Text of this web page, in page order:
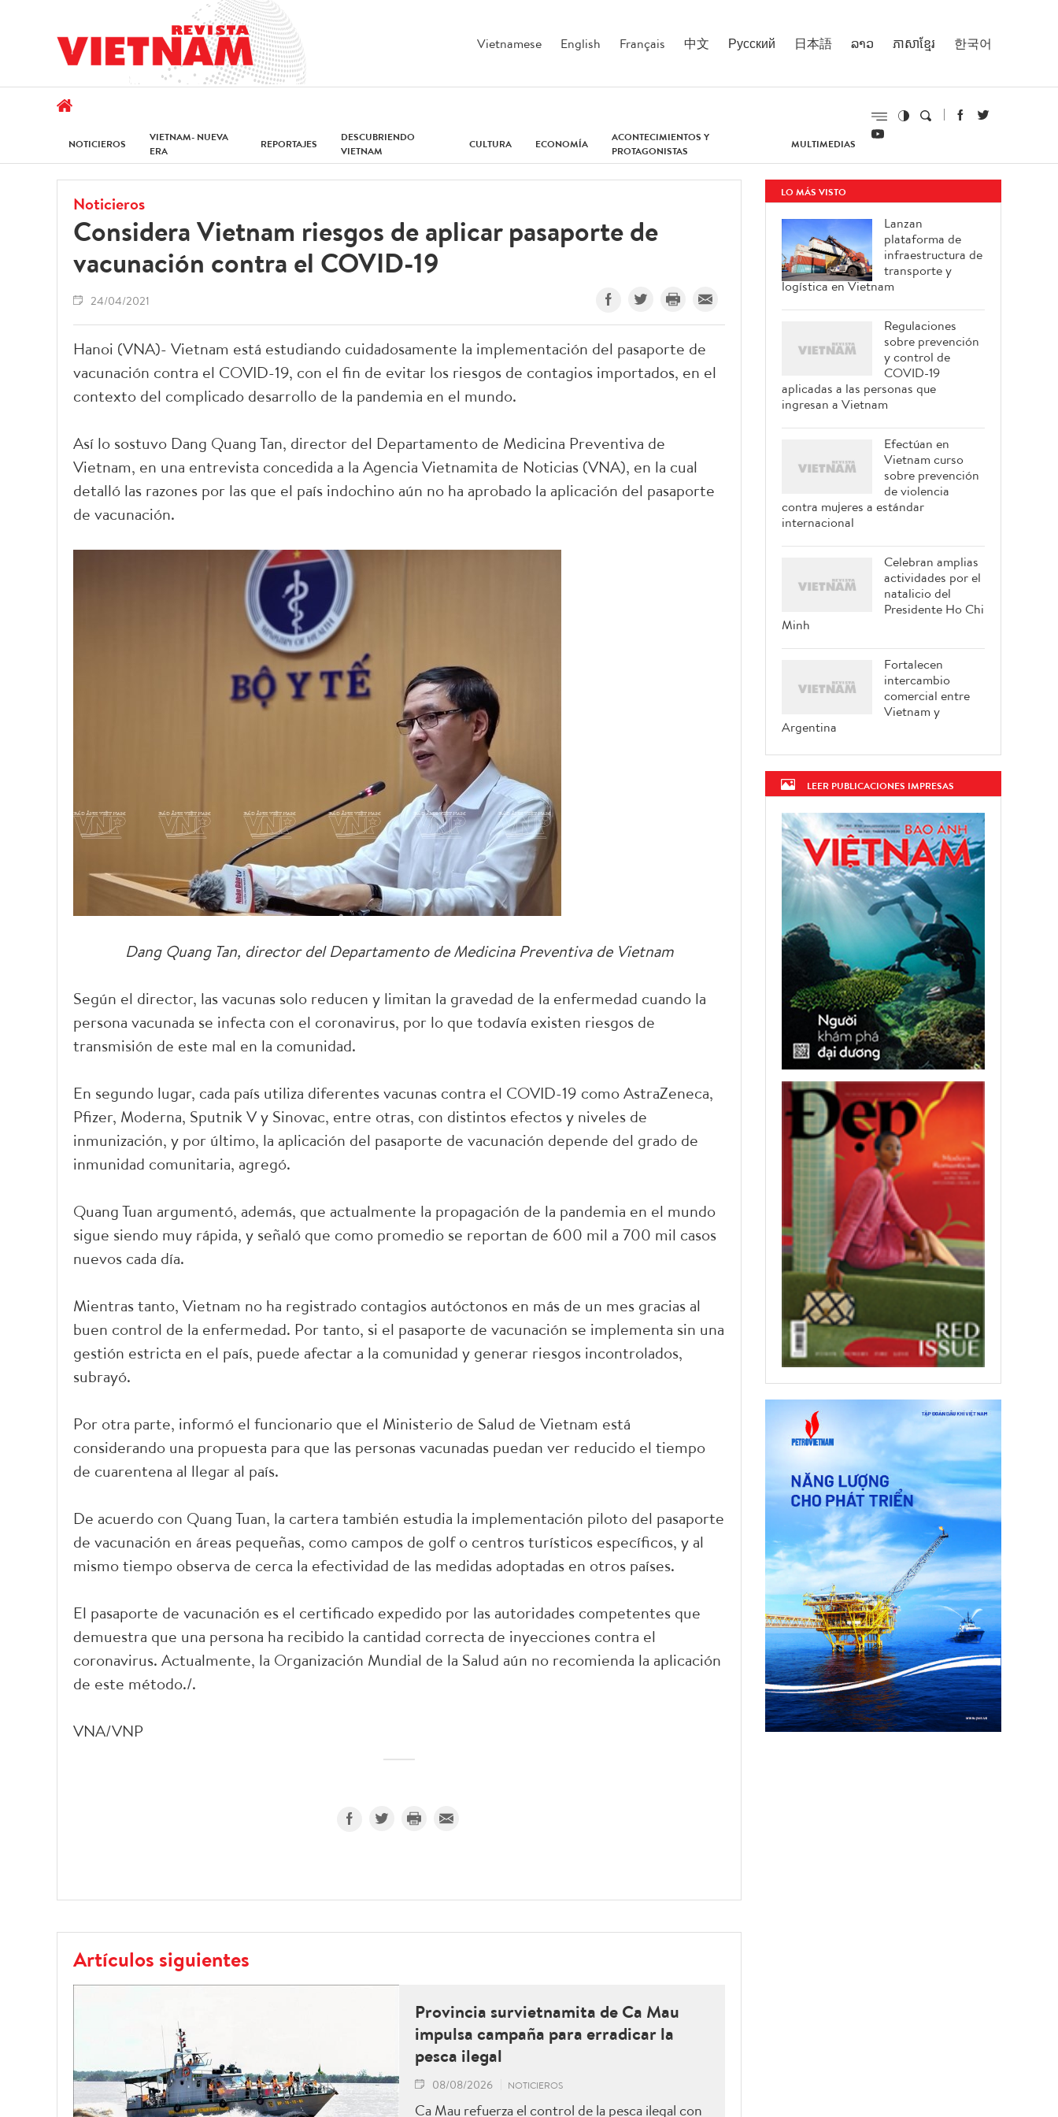
Vietnamese English Français 中文 Русский 日本語 ລາວ ភាសាខ្មែរ 한국어
NOTICIEROS
VIETNAM- NUEVA
ERA
REPORTAJES
DESCUBRIENDO
VIETNAM
CULTURA ECONOMÍA
ACONTECIMIENTOS Y
PROTAGONISTAS
MULTIMEDIAS
Noticieros
Considera Vietnam riesgos de aplicar pasaporte de
vacunación contra el COVID-19
24/04/2021
Hanoi (VNA)- Vietnam está estudiando cuidadosamente la implementación del pasaporte de
vacunación contra el COVID-19, con el fin de evitar los riesgos de contagios importados, en el
contexto del complicado desarrollo de la pandemia en el mundo.
Así lo sostuvo Dang Quang Tan, director del Departamento de Medicina Preventiva de
Vietnam, en una entrevista concedida a la Agencia Vietnamita de Noticias (VNA), en la cual
detalló las razones por las que el país indochino aún no ha aprobado la aplicación del pasaporte
de vacunación.
Dang Quang Tan, director del Departamento de Medicina Preventiva de Vietnam
Según el director, las vacunas solo reducen y limitan la gravedad de la enfermedad cuando la
persona vacunada se infecta con el coronavirus, por lo que todavía existen riesgos de
transmisión de este mal en la comunidad.
En segundo lugar, cada país utiliza diferentes vacunas contra el COVID-19 como AstraZeneca,
Pfizer, Moderna, Sputnik V y Sinovac, entre otras, con distintos efectos y niveles de
inmunización, y por último, la aplicación del pasaporte de vacunación depende del grado de
inmunidad comunitaria, agregó.
Quang Tuan argumentó, además, que actualmente la propagación de la pandemia en el mundo
sigue siendo muy rápida, y señaló que como promedio se reportan de 600 mil a 700 mil casos
nuevos cada día.
Mientras tanto, Vietnam no ha registrado contagios autóctonos en más de un mes gracias al
buen control de la enfermedad. Por tanto, si el pasaporte de vacunación se implementa sin una
gestión estricta en el país, puede afectar a la comunidad y generar riesgos incontrolados,
subrayó.
Por otra parte, informó el funcionario que el Ministerio de Salud de Vietnam está
considerando una propuesta para que las personas vacunadas puedan ver reducido el tiempo
de cuarentena al llegar al país.
De acuerdo con Quang Tuan, la cartera también estudia la implementación piloto del pasaporte
de vacunación en áreas pequeñas, como campos de golf o centros turísticos específicos, y al
mismo tiempo observa de cerca la efectividad de las medidas adoptadas en otros países.
El pasaporte de vacunación es el certificado expedido por las autoridades competentes que
demuestra que una persona ha recibido la cantidad correcta de inyecciones contra el
coronavirus. Actualmente, la Organización Mundial de la Salud aún no recomienda la aplicación
de este método./.
VNA/VNP
Artículos siguientes
Provincia survietnamita de Ca Mau
impulsa campaña para erradicar la
pesca ilegal
08/08/2026 NOTICIEROS
Ca Mau refuerza el control de la pesca ilegal con
LO MÁS VISTO
Lanzan
plataforma de
infraestructura de
transporte y
logística en Vietnam
Regulaciones
sobre prevención
y control de
COVID-19
aplicadas a las personas que
ingresan a Vietnam
Efectúan en
Vietnam curso
sobre prevención
de violencia
contra mujeres a estándar
internacional
Celebran amplias
actividades por el
natalicio del
Presidente Ho Chi
Minh
Fortalecen
intercambio
comercial entre
Vietnam y
Argentina
LEER PUBLICACIONES IMPRESAS